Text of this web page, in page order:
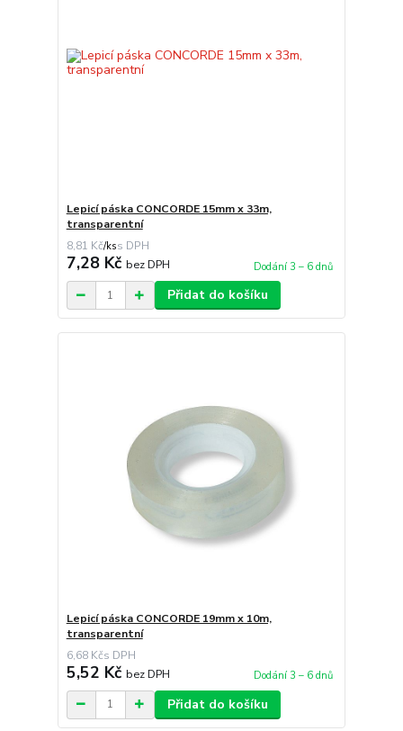
Lepicí páska CONCORDE 15mm x 33m,
transparentní
8,81 Kč/ks
7,28 Kč bez DPH Dodání 3 – 6 dnů
Přidat do košíku
Lepicí páska CONCORDE 19mm x 10m,
transparentní
6,68 Kč
5,52 Kč bez DPH Dodání 3 – 6 dnů
Přidat do košíku